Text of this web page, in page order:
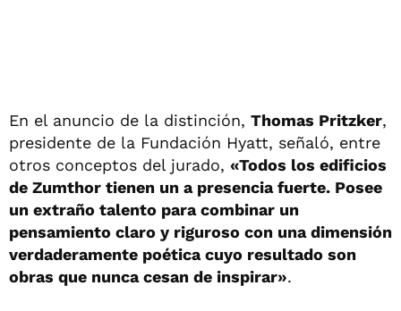
En el anuncio de la distinción, Thomas Pritzker,
presidente de la Fundación Hyatt, señaló, entre
otros conceptos del jurado, «Todos los edificios
de Zumthor tienen un a presencia fuerte. Posee
un extraño talento para combinar un
pensamiento claro y riguroso con una dimensión
verdaderamente poética cuyo resultado son
obras que nunca cesan de inspirar».